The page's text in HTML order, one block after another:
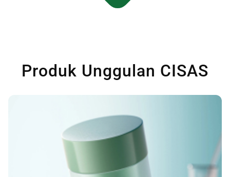
Produk Unggulan CISAS